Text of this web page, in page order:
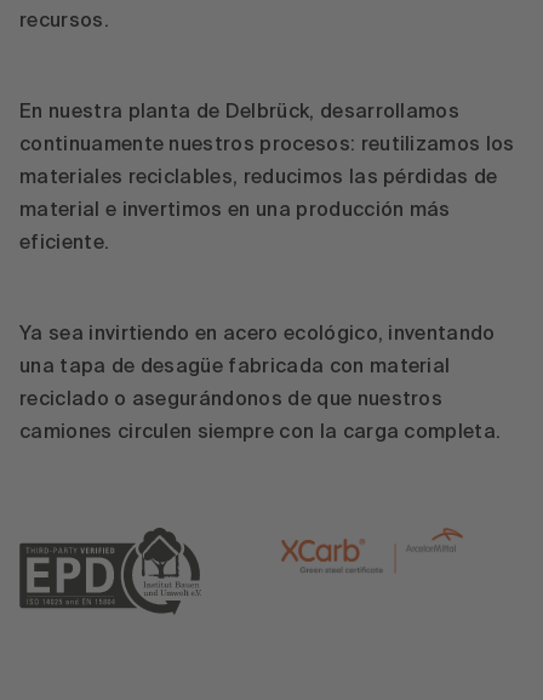
recursos.
En nuestra planta de Delbrück, desarrollamos
continuamente nuestros procesos: reutilizamos los
materiales reciclables, reducimos las pérdidas de
material e invertimos en una producción más
eficiente.
Ya sea invirtiendo en acero ecológico, inventando
una tapa de desagüe fabricada con material
reciclado o asegurándonos de que nuestros
camiones circulen siempre con la carga completa.